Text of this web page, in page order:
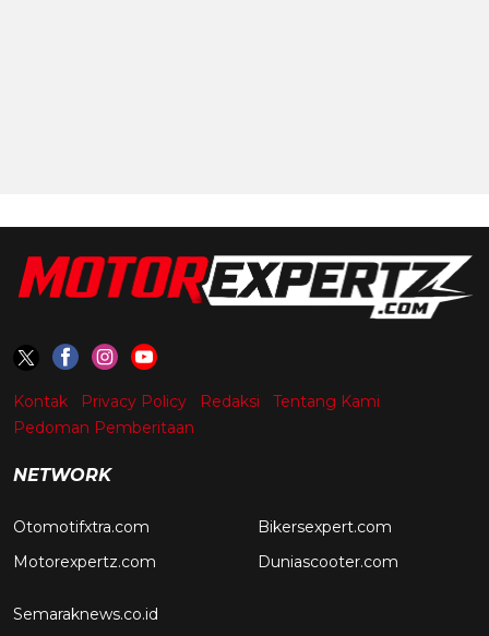
Kontak Privacy Policy Redaksi
Tentang Kami
Pedoman Pemberitaan
NETWORK
Otomotifxtra.com
Motorexpertz.com
Bikersexpert.com
Duniascooter.com
Semaraknews.co.id